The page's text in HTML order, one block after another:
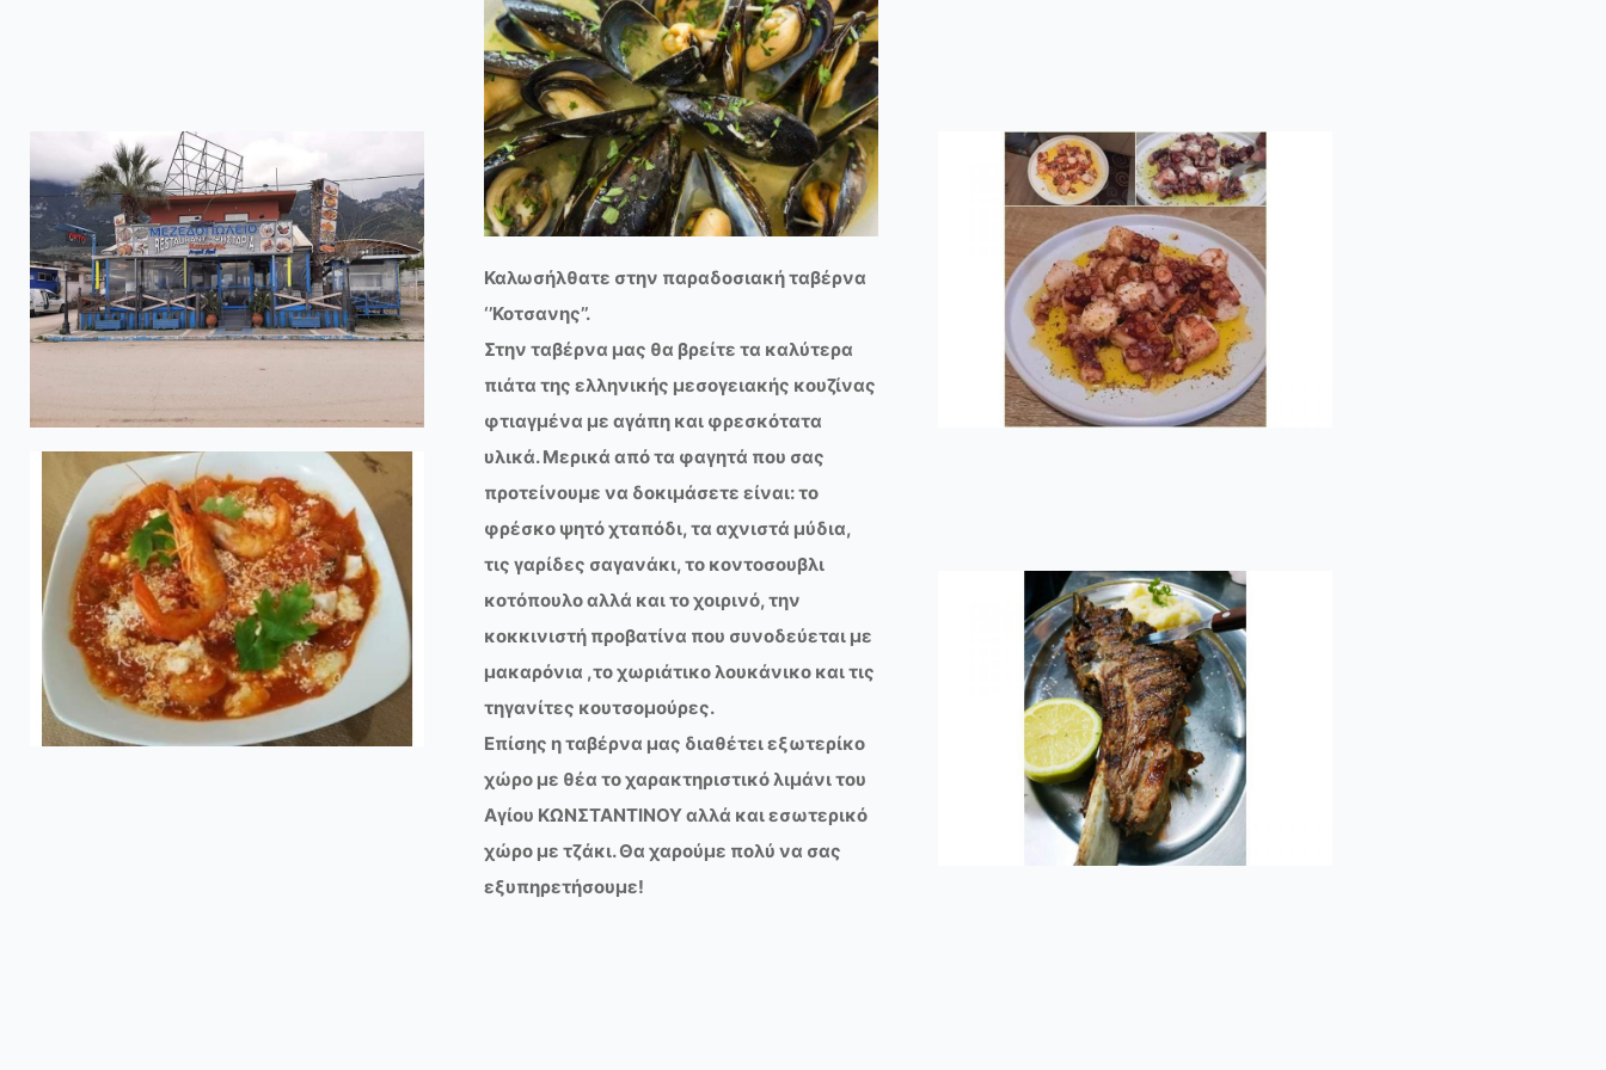
Καλωσήλθατε στην παραδοσιακή ταβέρνα
‘’Κοτσανης’’.
Στην ταβέρνα μας θα βρείτε τα καλύτερα
πιάτα της ελληνικής μεσογειακής κουζίνας
φτιαγμένα με αγάπη και φρεσκότατα
υλικά. Μερικά από τα φαγητά που σας
προτείνουμε να δοκιμάσετε είναι: το
φρέσκο ψητό χταπόδι, τα αχνιστά μύδια,
τις γαρίδες σαγανάκι, το κοντοσουβλι
κοτόπουλο αλλά και το χοιρινό, την
κοκκινιστή προβατίνα που συνοδεύεται με
μακαρόνια ,το χωριάτικο λουκάνικο και τις
τηγανίτες κουτσομούρες.
Επίσης η ταβέρνα μας διαθέτει εξωτερίκο
χώρο με θέα το χαρακτηριστικό λιμάνι του
Αγίου ΚΩΝΣΤΑΝΤΙΝΟΥ αλλά και εσωτερικό
χώρο με τζάκι. Θα χαρούμε πολύ να σας
εξυπηρετήσουμε!